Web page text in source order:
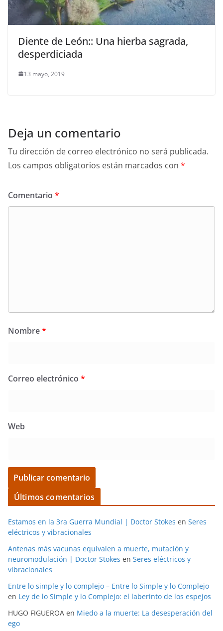
Diente de León:: Una hierba sagrada,
desperdiciada
13 mayo, 2019
Deja un comentario
Tu dirección de correo electrónico no será publicada.
Los campos obligatorios están marcados con *
Comentario *
Nombre*
Correo electrónico *
Web
Últimos comentarios
Estamos en la 3ra Guerra Mundial | Doctor Stokes en Seres
eléctricos y vibracionales
Antenas más vacunas equivalen a muerte, mutación y
neuromodulación | Doctor Stokes en Seres eléctricos y
vibracionales
Entre lo simple y lo complejo – Entre lo Simple y lo Complejo
en Ley de lo Simple y lo Complejo: el laberinto de los espejos
HUGO FIGUEROA en Miedo a la muerte: La desesperación del
ego